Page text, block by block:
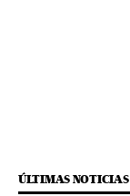
ÚLTIMAS NOTICIAS